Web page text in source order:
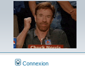
Connexion